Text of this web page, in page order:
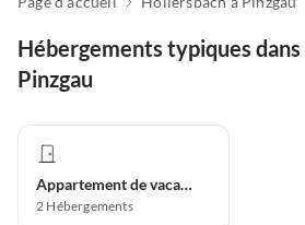
Hébergements typiques
Pinzgau
Appartement de vacances
2 Hébergements